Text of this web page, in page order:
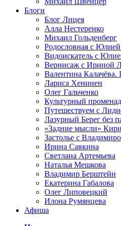
Блоги
Блог Лицея
Алла Нестеренко
Михаил Гольденберг
Родословная с
Видоискатель с
Вернисаж с Ириной
Валентина Калачёва.
Лариса Хенинен
Олег Гальченко
Культурный
Путешествуем с
Лазурный Берег без
«Задние мысли»
Застолье с
Ирина Савкина
Светлана Артемьева
Наталья Мешкова
Владимир Берштейн
Екатерина Габалова
Олег Липовецкий
Илона Румянцева
Афиша